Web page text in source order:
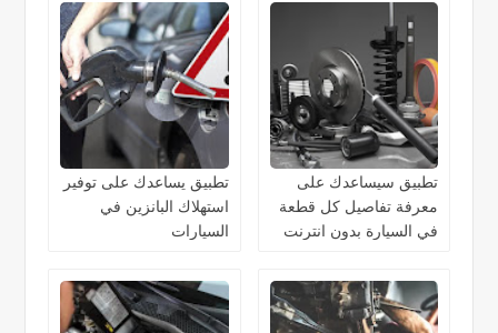
تطبيق سيساعدك على
معرفة تفاصيل كل قطعة
في السيارة بدون انترنت
تطبيق يساعدك على توفير
استهلاك البانزين في
السيارات